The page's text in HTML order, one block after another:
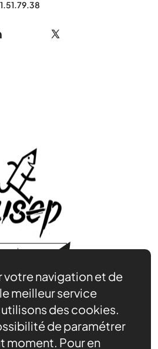
votre navigation et de
meilleur service
des cookies.
de paramétrer
moment. Pour en